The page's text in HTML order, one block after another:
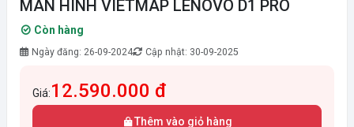
MÀN HÌNH VIETMAP LENOVO D1 PRO
Còn hàng
Ngày đăng: 26-09-2024 Cập nhật: 30-09-2025
Giá:12.590.000 đ
Thêm vào giỏ hàng